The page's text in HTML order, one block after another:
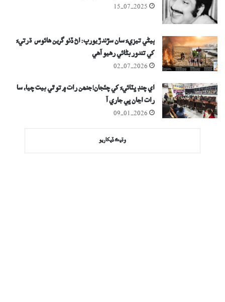
15-07-2025
ٻيڻي تيزيءَ سان سڙندڙ يورپ: اڻ ڏٺو گرين هائوس ڌرتيءَ
کي تندور بڻائي رهيو آهي
02-07-2026
اي چنڊ ڀٽائيءَ کي چئجان!جنھن رات ۾ تو ٿي بيت چيا، سا
رات اڃان ڀي جاري آ
09-01-2026
وڌيڪ ڏيکاريو